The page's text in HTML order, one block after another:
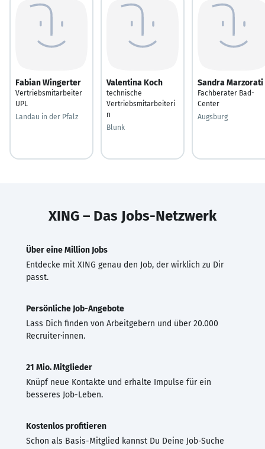
Fabian Wingerter
Vertriebsmitarbeiter
UPL
Landau in der Pfalz
Valentina Koch
technische
Vertriebsmitarbeiteri
n
Blunk
Sandra Marzorati
Fachberater Bad-
Center
Augsburg
XING – Das Jobs-Netzwerk
Über eine Million Jobs
Entdecke mit XING genau den Job, der wirklich zu Dir
passt.
Persönliche Job-Angebote
Lass Dich finden von Arbeitgebern und über 20.000
Recruiter·innen.
21 Mio. Mitglieder
Knüpf neue Kontakte und erhalte Impulse für ein
besseres Job-Leben.
Kostenlos profitieren
Schon als Basis-Mitglied kannst Du Deine Job-Suche